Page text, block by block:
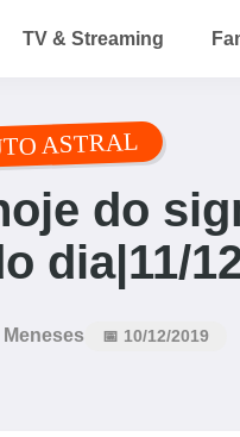
TV & Streaming
ASTRAL
do
dia|11/
📅 10/12/2019